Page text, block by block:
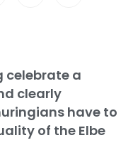
celebrate a
clearly
have to
of the Elbe